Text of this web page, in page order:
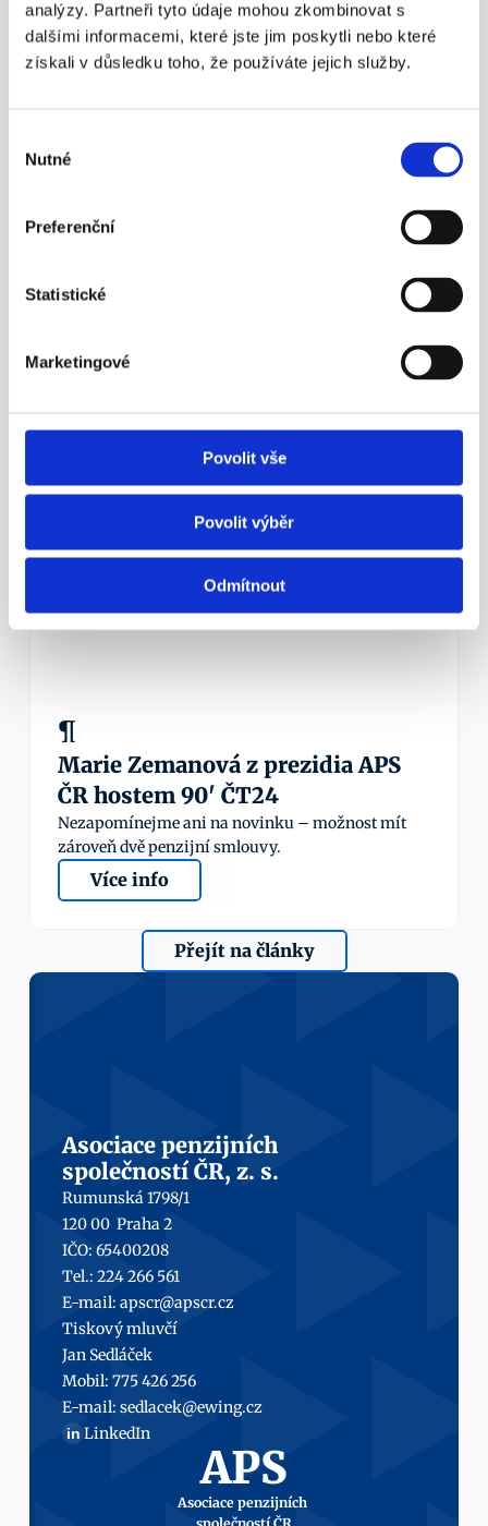
analýzy. Partneři tyto údaje mohou zkombinovat s
dalšími informacemi, které jste jim poskytli nebo které
získali v důsledku toho, že používáte jejich služby.
souhlasu
Nutné
Preferenční
Statistické
Marketingové
Povolit vše
Povolit výběr
Odmítnout
zároveň dvě penzijní smlouvy.
Více info
Aleš Poklop živě v ČT z tiskové
konference APS ČR
zároveň dvě penzijní smlouvy.
23. 5. 2016
¶
Marie Zemanová z prezidia APS
ČR hostem 90' ČT24
Nezapomínejme ani na novinku – možnost mít
zároveň dvě penzijní smlouvy.
Více info
Přejít na články
Asociace penzijních
společností ČR, z. s.
Rumunská 1798/1
120 00  Praha 2
IČO: 65400208
Tel.: 224 266 561
E-mail: apscr@apscr.cz
Tiskový mluvčí
Jan Sedláček
Mobil: 775 426 256
E-mail: sedlacek@ewing.cz
in LinkedIn
APS
Asociace penzijních